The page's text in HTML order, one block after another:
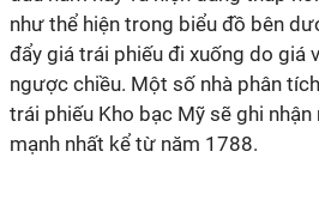
như thể hiện trong biểu đồ bên
đẩy giá trái phiếu đi xuống do giá
ngược chiều. Một số nhà phân
trái phiếu Kho bạc Mỹ sẽ ghi
mạnh nhất kể từ năm 1788.